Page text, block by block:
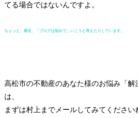
てる場合ではないんですよ。
ちょっと、最近、「ブログは短めで」いこうと考えたりしています。
高松市の不動産のあなた様のお悩み「解
は、
まずは村上までメールしてみてください